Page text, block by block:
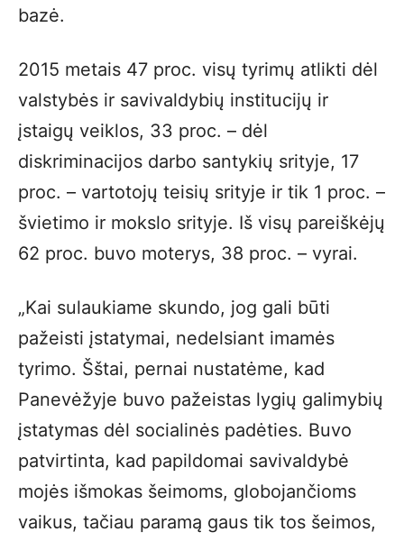
bazė.
2015 metais 47 proc. visų tyrimų atlikti dėl
valstybės ir savivaldybių institucijų ir
įstaigų veiklos, 33 proc. – dėl
diskriminacijos darbo santykių srityje, 17
proc. – vartotojų teisių srityje ir tik 1 proc. –
švietimo ir mokslo srityje. Iš visų pareiškėjų
62 proc. buvo moterys, 38 proc. – vyrai.
„Kai sulaukiame skundo, jog gali būti
pažeisti įstatymai, nedelsiant imamės
tyrimo. Šštai, pernai nustatėme, kad
Panevėžyje buvo pažeistas lygių galimybių
įstatymas dėl socialinės padėties. Buvo
patvirtinta, kad papildomai savivaldybė
mojės išmokas šeimoms, globojančioms
vaikus, tačiau paramą gaus tik tos šeimos,